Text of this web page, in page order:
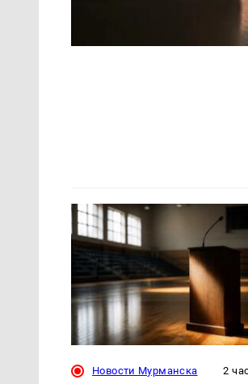
Новости Мурманска 2